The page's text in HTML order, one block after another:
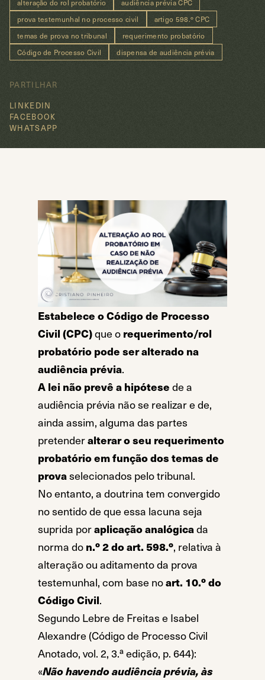
alteração do rol probatório
audiência prévia CPC
prova testemunhal no processo civil
artigo 598.º CPC
temas de prova no tribunal
requerimento probatório
Código de Processo Civil
dispensa de audiência prévia
PARTILHAR
LINKEDIN
FACEBOOK
WHATSAPP
Estabelece o Código de Processo
Civil (CPC)que o requerimento/rol
probatório pode ser alterado na
audiência prévia.
A lei não prevê a hipótese de a
audiência prévia não se realizar e de,
ainda assim, alguma das partes
pretenderalterar o seu requerimento
probatório em função dos temas de
provaselecionados pelo tribunal.
No entanto, a doutrina tem convergido
no sentido de que essa lacuna seja
suprida poraplicação analógicada
norma do n.º 2 do art. 598.º, relativa à
alteração ou aditamento da prova
testemunhal, com base noart. 10.º do
Código Civil.
Segundo Lebre de Freitas e Isabel
Alexandre (Código de Processo Civil
Anotado, vol. 2, 3.ª edição, p. 644):
«Não havendo audiência prévia, às